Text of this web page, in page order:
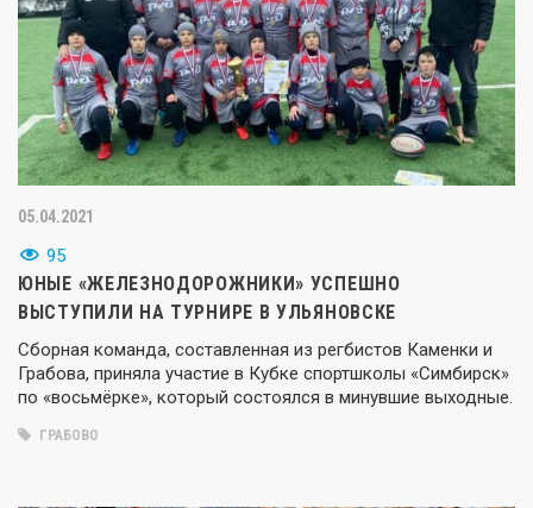
05.04.2021
95
ЮНЫЕ «ЖЕЛЕЗНОДОРОЖНИКИ» УСПЕШНО
ВЫСТУПИЛИ НА ТУРНИРЕ В УЛЬЯНОВСКЕ
Сборная команда, составленная из регбистов Каменки и
Грабова, приняла участие в Кубке спортшколы «Симбирск»
по «восьмёрке», который состоялся в минувшие выходные.
ГРАБОВО